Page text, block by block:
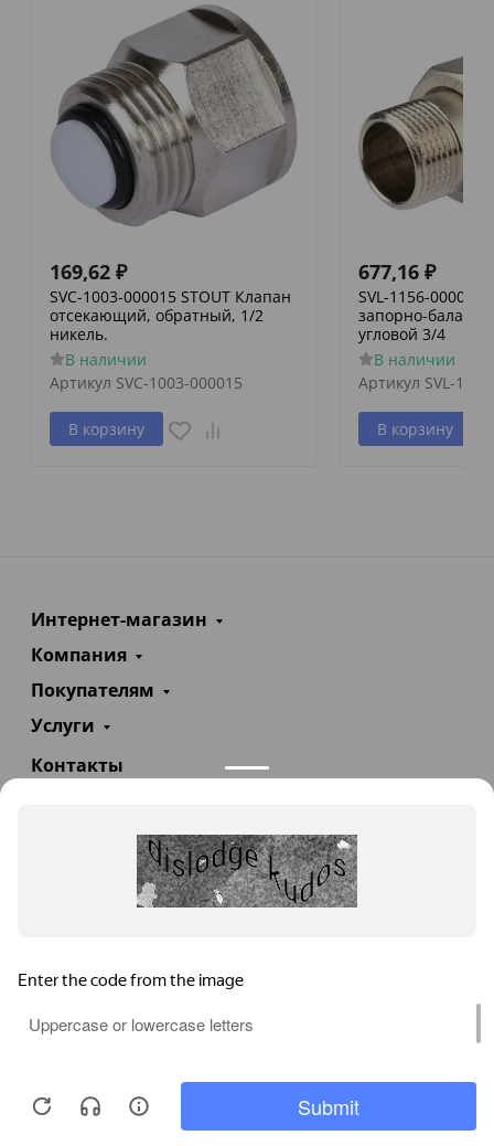
169,62 ₽
SVC-1003-000015 STOUT Клапан
отсекающий, обратный, 1/2
никель.
В наличии
Артикул SVC-1003-000015
В корзину
677,16 ₽
SVL-1156-000020
запорно-
угловой 3/4
В наличии
Артикул SVL-
В корзину
Интернет-магазин
Компания
Покупателям
Услуги
Контакты
info@teploexpert.com
Пн—Сб 09:00 – 18:00
TeploExpert.com © 2008 - 2026 Оборудование для
систем отопления, водоснабжения, канализации